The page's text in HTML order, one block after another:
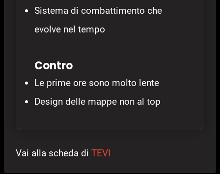
Sistema di combattimento che
evolve nel tempo
Contro
Le prime ore sono molto lente
Design delle mappe non al top
Vai alla scheda di TEVI